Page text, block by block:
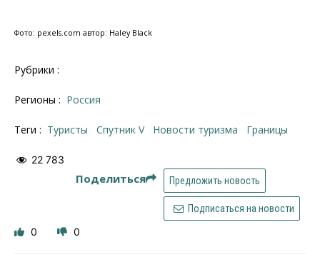
Фото: pexels.com автор: Haley Black
Рубрики :
Регионы : Россия
Теги : туристы Спутник V новости туризма границы
22 783
Поделиться Предложить новость
Подписаться на новости
0 0